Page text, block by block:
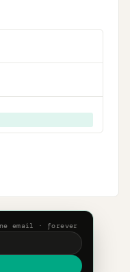
email · forever